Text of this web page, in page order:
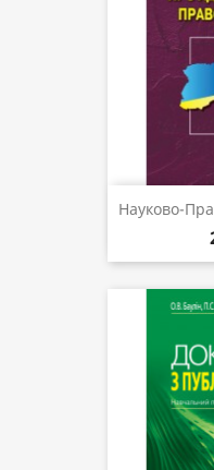
Науково-